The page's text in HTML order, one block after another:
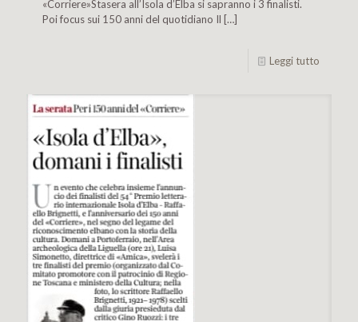
«Corriere»Stasera all’Isola d’Elba si sapranno i 3 finalisti.
Poi focus sui 150 anni del quotidiano Il […]
Leggi tutto